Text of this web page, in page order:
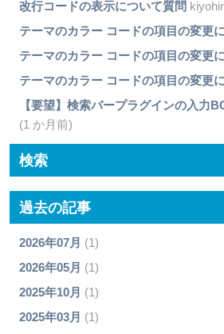
改行コードの表示について質問
テーマのカラー コードの項目の変更
テーマのカラー コードの項目の変更
テーマのカラー コードの項目の変更
【要望】検索バープラグインの入力
(1 か月前)
検索
過去の記事
2026年07月 (1)
2026年05月 (1)
2025年10月 (1)
2025年03月 (1)